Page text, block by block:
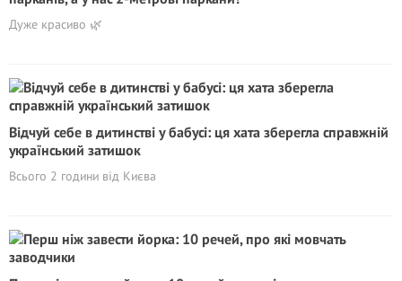
Дуже красиво 🌿
Відчуй себе в дитинстві у бабусі: ця хата зберегла справжній
український затишок
Всього 2 години від Києва